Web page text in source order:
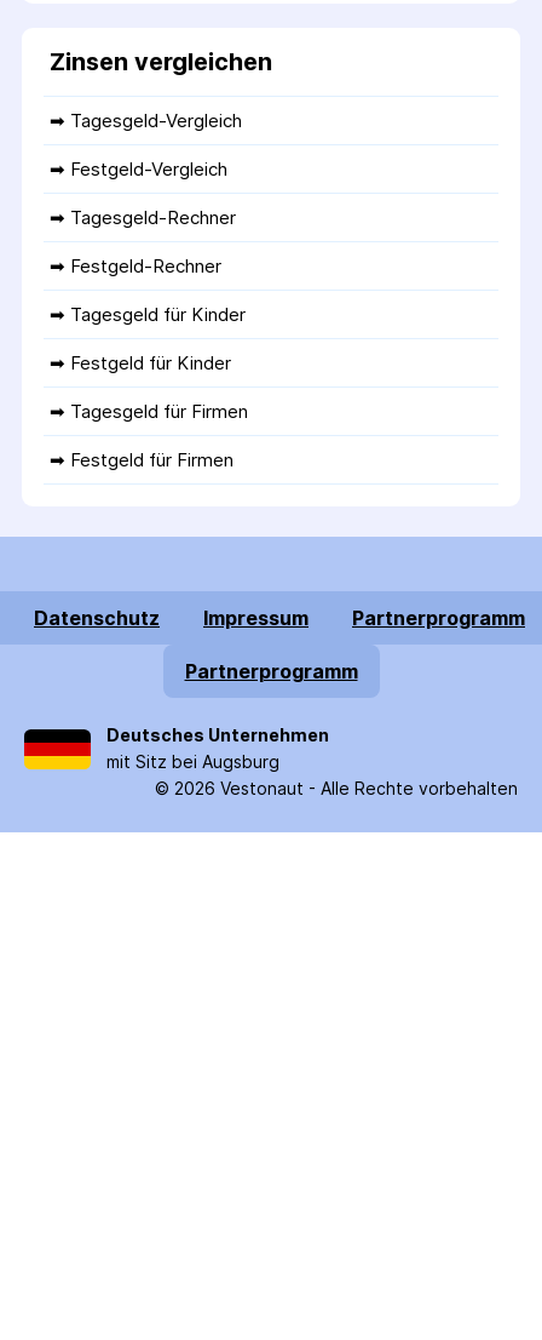
Zinsen vergleichen
➡ Tagesgeld-Vergleich
➡ Festgeld-Vergleich
➡ Tagesgeld-Rechner
➡ Festgeld-Rechner
➡ Tagesgeld für Kinder
➡ Festgeld für Kinder
➡ Tagesgeld für Firmen
➡ Festgeld für Firmen
Datenschutz Impressum Partnerprogramm
Partnerprogramm
Deutsches Unternehmen
mit Sitz bei Augsburg
© 2026 Vestonaut - Alle Rechte vorbehalten